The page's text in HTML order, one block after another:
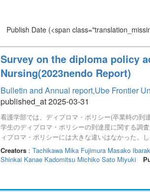
Publish Date(<span
Survey on the diploma policy
Nursing(2023nendo Report)
Bulletin and Annual report,Ube Frontier
published_at 2025-03-31
看護学部では、ディプロマ・ポリシー(卒業時の到
学生のディプロマ・ポリシーの到達度に関する調
ィプロマ・ポリシーには大きな違いはなかった。
後も力を身につける教育を行わなければならな
ロマ・ポリシーの変化を比較した結果、学年が1
目をみると、特に(幅広い教養に基づく柔軟な思
Creators: Tachikawa Mika Fujimura Masako
Shinkai Kanae Kadomitsu Michiko Sato Miyuki